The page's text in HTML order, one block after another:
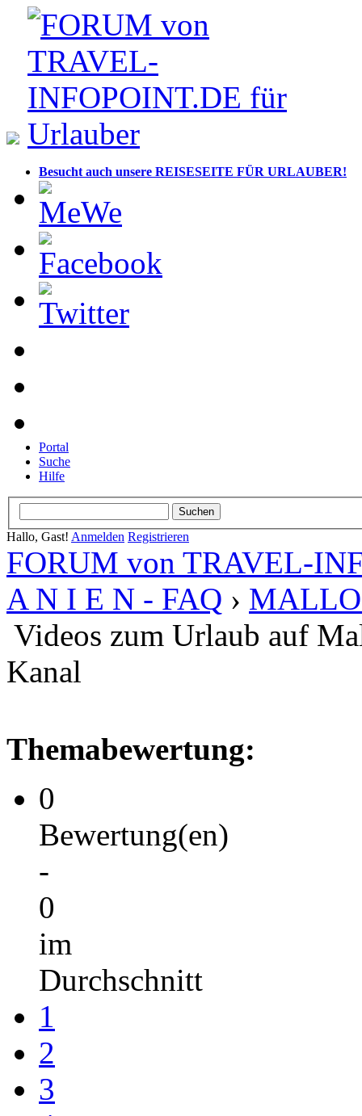
Besucht auch unsere REISESEITE FÜR URLAUBER!
Portal
Suche
Hilfe
Hallo, Gast! Anmelden Registrieren
FORUM von TRAVEL-
A N I E N - FAQ ›
Videos zum Urlaub auf
Kanal
Themabewertung:
0
Bewertung(en)
-
0
im
Durchschnitt
1
2
3